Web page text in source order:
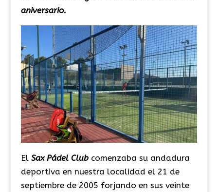
aniversario.
El Sax Pádel Club comenzaba su andadura
deportiva en nuestra localidad el 21 de
septiembre de 2005 forjando en sus veinte